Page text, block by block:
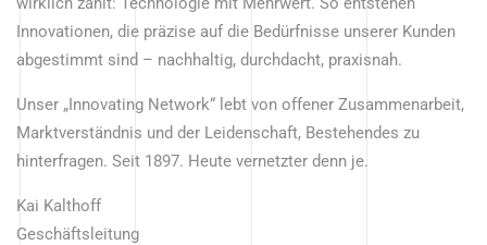
Innovationen, die präzise auf die Bedürfnisse unserer Kunden
abgestimmt sind – nachhaltig, durchdacht, praxisnah.
Unser „Innovating Network“ lebt von offener Zusammenarbeit,
Marktverständnis und der Leidenschaft, Bestehendes zu
hinterfragen. Seit 1897. Heute vernetzter denn je.
Kai Kalthoff
Geschäftsleitung